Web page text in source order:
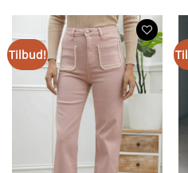
Tilbud!